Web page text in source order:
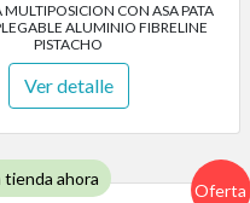
MULTIPOSICION CON ASA PATA
ALUMINIO FIBRELINE
PISTACHO
Ver detalle
ahora
Oferta